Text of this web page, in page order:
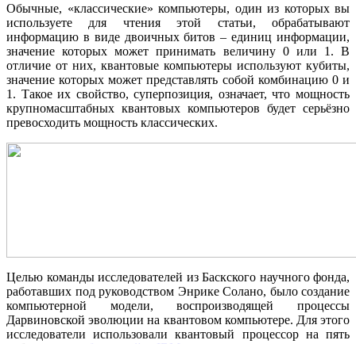
Обычные, «классические» компьютеры, один из которых вы
используете для чтения этой статьи, обрабатывают
информацию в виде двоичных битов – единиц информации,
значение которых может принимать величину 0 или 1. В
отличие от них, квантовые компьютеры используют кубиты,
значение которых может представлять собой комбинацию 0 и
1. Такое их свойство, суперпозиция, означает, что мощность
крупномасштабных квантовых компьютеров будет серьёзно
превосходить мощность классических.
Целью команды исследователей из Баскского научного фонда,
работавших под руководством Энрике Солано, было создание
компьютерной модели, воспроизводящей процессы
Дарвиновской эволюции на квантовом компьютере. Для этого
исследователи использовали квантовый процессор на пять